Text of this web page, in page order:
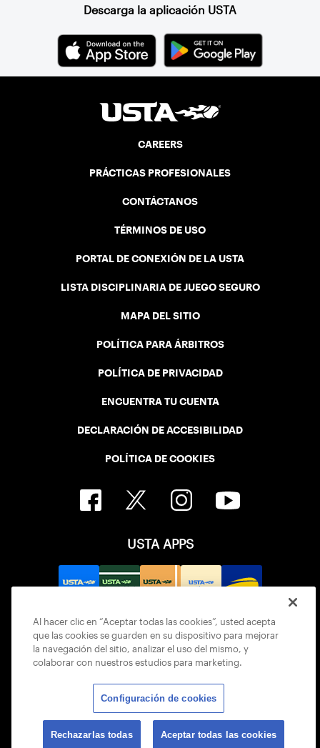
Descarga la aplicación USTA
CAREERS
PRÁCTICAS PROFESIONALES
CONTÁCTANOS
TÉRMINOS DE USO
PORTAL DE CONEXIÓN DE LA USTA
LISTA DISCIPLINARIA DE JUEGO SEGURO
MAPA DEL SITIO
POLÍTICA PARA ÁRBITROS
POLÍTICA DE PRIVACIDAD
ENCUENTRA TU CUENTA
DECLARACIÓN DE ACCESIBILIDAD
POLÍTICA DE COOKIES
USTA APPS
© 2026 USTA ALL RIGHTS RESERVED
Al hacer clic en “Aceptar todas las cookies”, usted acepta
que las cookies se guarden en su dispositivo para mejorar
la navegación del sitio, analizar el uso del mismo, y
colaborar con nuestros estudios para marketing.
Configuración de cookies
Rechazarlas todas Aceptar todas las cookies